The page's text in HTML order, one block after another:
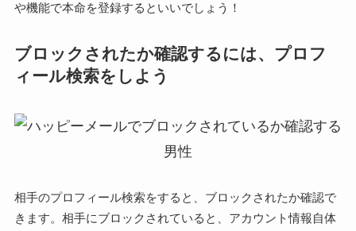
や機能で本命を登録するといいでしょう！
ブロックされたか確認するには、プロフ
ィール検索をしよう
相手のプロフィール検索をすると、ブロックされたか確認で
きます。相手にブロックされていると、アカウント情報自体